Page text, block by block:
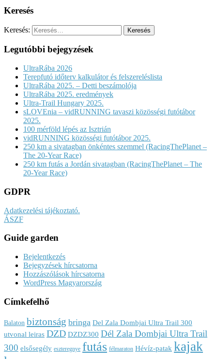
Keresés
Keresés:
Legutóbbi bejegyzések
UltraRába 2026
Terepfutó időterv kalkulátor és felszereléslista
UltraRába 2025. – Detti beszámolója
UltraRába 2025. eredmények
Ultra-Trail Hungary 2025.
sLOVEnia – vidRUNNING tavaszi közösségi futótábor
2025.
100 mérföld lépés az Isztrián
vidRUNNING közösségi futótábor 2025.
250 km a sivatagban önkéntes szemmel (RacingThePlanet –
The 20-Year Race)
250 km futás a Jordán sivatagban (RacingThePlanet – The
20-Year Race)
GDPR
Adatkezelési tájékoztató.
ÁSZF
Guide garden
Bejelentkezés
Bejegyzések hírcsatorna
Hozzászólások hírcsatorna
WordPress Magyarország
Címkefelhő
Balaton biztonság bringa Del Zala Dombjai Ultra Trail 300
utvonal leiras DZD DZDZ300 Dél Zala Dombjai Ultra Trail
300 elsősegély eszteregnye futás félmaraton Hévíz-patak kajak